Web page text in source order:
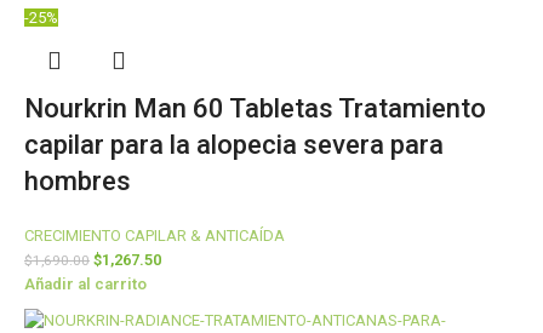
-25%
Nourkrin Man 60 Tabletas Tratamiento
capilar para la alopecia severa para
hombres
CRECIMIENTO CAPILAR & ANTICAÍDA
$1,690.00 $1,267.50
Añadir al carrito